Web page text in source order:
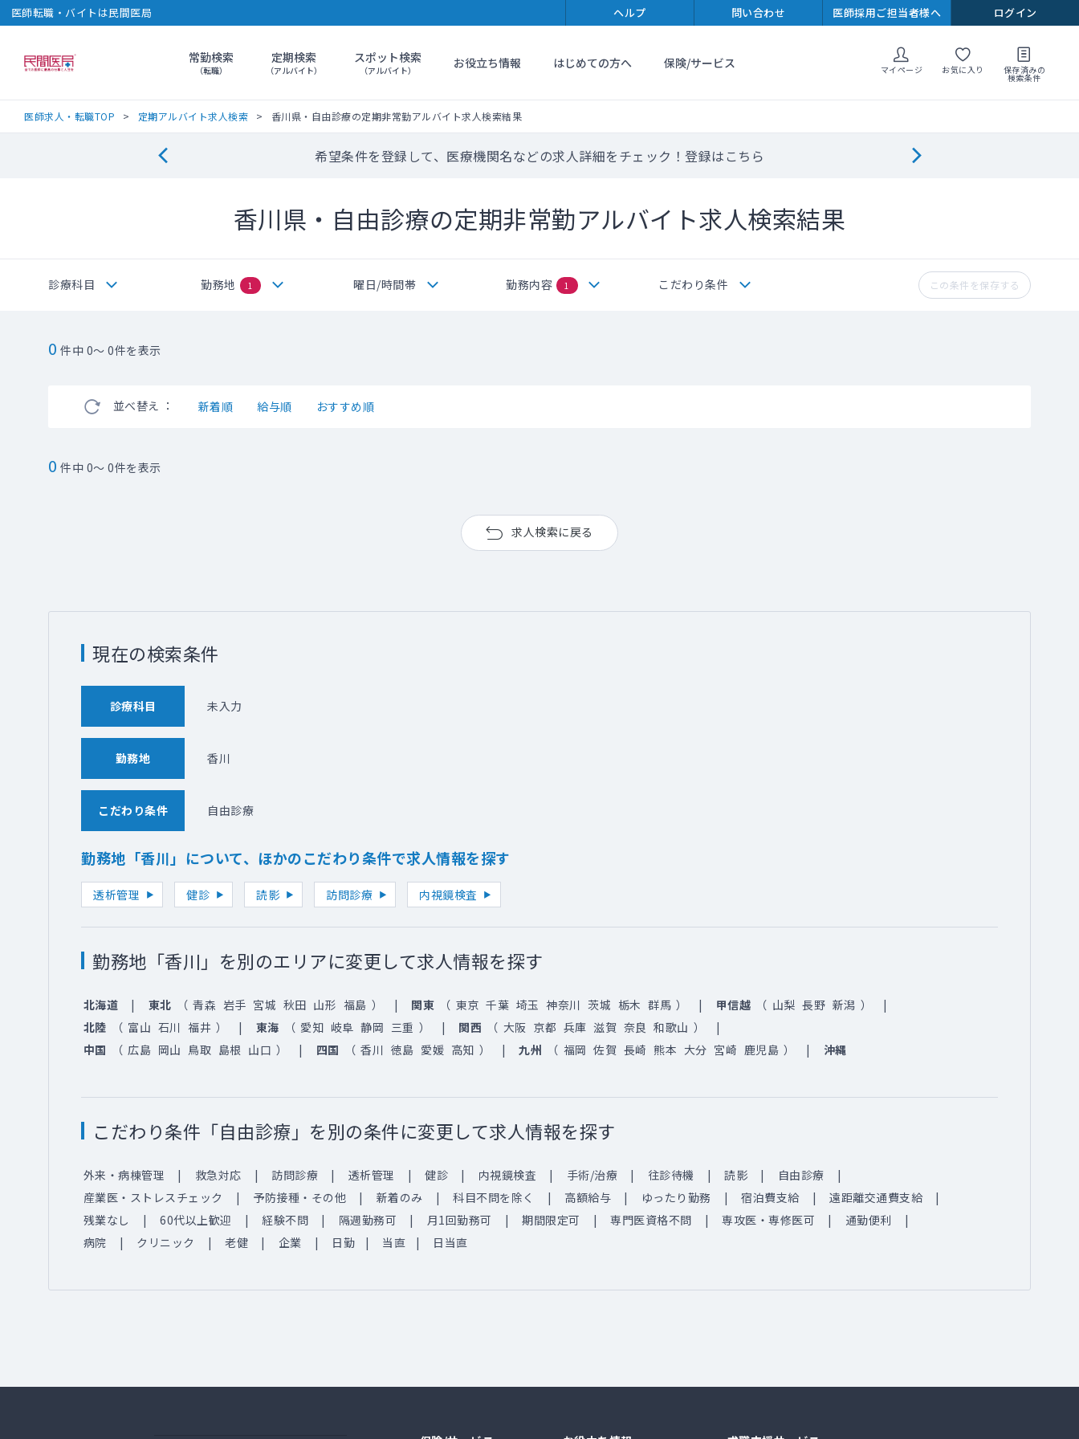
医師転職・バイトは民間医局 ヘルプ 問い合わせ 医師採用ご担当者様へ ログイン
民間医局常勤検索
（転職）
定期検索
（アルバイト）
スポット検索
（アルバイト） お役立ち情報 はじめての方へ 保険/サービス マイページ お気に入り 保存済みの
検索条件
医師求人・転職TOP 定期アルバイト求人検索 香川県・自由診療の定期非常勤アルバイト求人検索結果
希望条件を登録して、医療機関名などの求人詳細をチェック！登録はこちら
香川県・自由診療の定期非常勤アルバイト求人検索結果
診療科目 勤務地 1 曜日/時間帯 勤務内容 1 こだわり条件 この条件を保存する
0 件中 0～ 0件を表示
並べ替え ： 新着順 給与順 おすすめ順
0 件中 0～ 0件を表示
求人検索に戻る
現在の検索条件
診療科目 未入力
勤務地 香川
こだわり条件 自由診療
勤務地「香川」について、ほかのこだわり条件で求人情報を探す
透析管理 健診 読影 訪問診療 内視鏡検査
勤務地「香川」を別のエリアに変更して求人情報を探す
北海道 東北 （ 青森 岩手 宮城 秋田 山形 福島 ） 関東 （ 東京 千葉 埼玉 神奈川 茨城 栃木 群馬 ） 甲信越 （ 山梨 長野 新潟 ）
北陸
（ 富山 石川 福井 ） 東海 （ 愛知 岐阜 静岡 三重 ） 関西 （ 大阪 京都 兵庫 滋賀 奈良 和歌山 ）
中国
（ 広島 岡山 鳥取 島根 山口 ） 四国 （ 香川 徳島 愛媛 高知 ） 九州 （ 福岡 佐賀 長崎 熊本 大分 宮崎 鹿児島 ） 沖縄
こだわり条件「自由診療」を別の条件に変更して求人情報を探す
外来・病棟管理 救急対応 訪問診療 透析管理 健診 内視鏡検査 手術/治療 往診待機 読影
自由診療
産業医・ストレスチェック
予防接種・その他 新着のみ 科目不問を除く 高額給与 ゆったり勤務 宿泊費支給
遠距離交通費支給
残業なし
60代以上歓迎 経験不問 隔週勤務可 月1回勤務可 期間限定可 専門医資格不問 専攻医・専修医可
通勤便利
病院
クリニック 老健 企業 日勤 当直 日当直